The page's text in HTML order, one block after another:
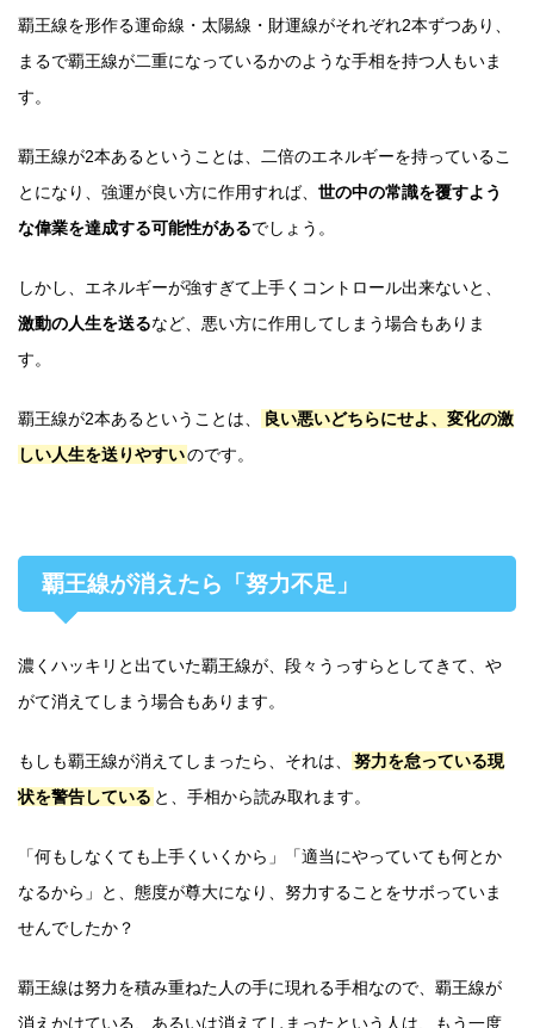
覇王線を形作る運命線・太陽線・財運線がそれぞれ2本ずつあり、
まるで覇王線が二重になっているかのような手相を持つ人もいま
す。
覇王線が2本あるということは、二倍のエネルギーを持っているこ
とになり、強運が良い方に作用すれば、 世の中の常識を覆すよう
な偉業を達成する可能性があるでしょう。
しかし、エネルギーが強すぎて上手くコントロール出来ないと、
激動の人生を送るなど、悪い方に作用してしまう場合もありま
す。
覇王線が2本あるということは、
良い悪いどちらにせよ、変化の激
しい人生を送りやすいのです。
覇王線が消えたら「努力不足」
濃くハッキリと出ていた覇王線が、段々うっすらとしてきて、や
がて消えてしまう場合もあります。
もしも覇王線が消えてしまったら、それは、
努力を怠っている現
状を警告している と、手相から読み取れます。
「何もしなくても上手くいくから」「適当にやっていても何とか
なるから」と、態度が尊大になり、努力することをサボっていま
せんでしたか？
覇王線は努力を積み重ねた人の手に現れる手相なので、覇王線が
消えかけている、あるいは消えてしまったという人は、もう一度